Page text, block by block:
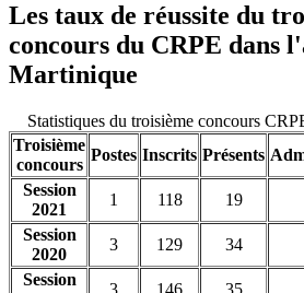
Les taux de réussite du
concours du CRPE dans
Martinique
Statistiques du troisième concours
Troisième
concours
Postes Inscrits Présents
Session
2021
1 118 19
Session
2020
3 129 34
Session
3 146 35